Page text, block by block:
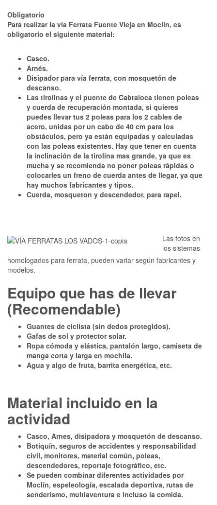
Obligatorio
Para realizar la vía Ferrata Fuente Vieja en Moclín, es
obligatorio el siguiente material:
Casco.
Arnés.
Disipador para vía ferrata, con mosquetón de
descanso.
Las tirolinas y el puente de Cabraloca tienen poleas
y cuerda de recuperación montada, si quieres
puedes llevar tus 2 poleas para los 2 cables de
acero, unidas por un cabo de 40 cm para los
obstáculos, pero ya están equipadas y calculadas
con las poleas existentes. Hay que tener en cuenta
la inclinación de la tirolina mas grande, ya que es
mucha y se recomienda no poner poleas rápidas o
colocarles un freno de cuerda antes de llegar, ya que
hay muchos fabricantes y tipos.
Cuerda, mosqueton y descendedor, para rapel.
Las fotos en
los sistemas
homologados para ferrata, pueden variar según fabricantes y
modelos.
Equipo que has de llevar
(Recomendable)
Guantes de ciclista (sin dedos protegidos).
Gafas de sol y protector solar.
Ropa cómoda y elástica, pantalón largo, camiseta de
manga corta y larga en mochila.
Agua y algo de fruta, barrita energética, etc.
Material incluido en la
actividad
Casco, Arnes, disipadora y mosquetón de descanso.
Botiquín, seguros de accidentes y responsabilidad
civil, monitores, material común, poleas,
descendedores, reportaje fotográfico, etc.
Se pueden combinar diferentes actividades por
Moclín, espeleología, escalada deportiva, rutas de
senderismo, multiaventura e incluso la comida.